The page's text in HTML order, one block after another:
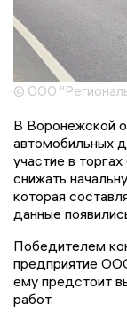
© ООО
В Воронежской
автомобильных
участие в
снижать
которая
данные
Победителем
предприятие
ему предстоит
работ.